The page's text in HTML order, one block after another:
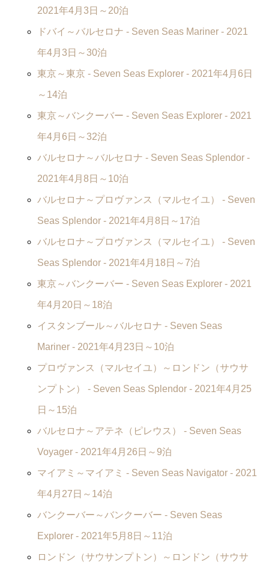
2021年4月3日～20泊
ドバイ～バルセロナ - Seven Seas Mariner- 2021
年4月3日～30泊
東京～東京 - Seven Seas Explorer- 2021年4月6日
～14泊
東京～バンクーバー - Seven Seas Explorer- 2021
年4月6日～32泊
バルセロナ～バルセロナ - Seven Seas Splendor-
2021年4月8日～10泊
バルセロナ～プロヴァンス（マルセイユ） - Seven
Seas Splendor- 2021年4月8日～17泊
バルセロナ～プロヴァンス（マルセイユ） - Seven
Seas Splendor- 2021年4月18日～7泊
東京～バンクーバー - Seven Seas Explorer- 2021
年4月20日～18泊
イスタンブール～バルセロナ - Seven Seas
Mariner- 2021年4月23日～10泊
プロヴァンス（マルセイユ）～ロンドン（サウサ
ンプトン） - Seven Seas Splendor- 2021年4月25
日～15泊
バルセロナ～アテネ（ピレウス） - Seven Seas
Voyager- 2021年4月26日～9泊
マイアミ～マイアミ - Seven Seas Navigator- 2021
年4月27日～14泊
バンクーバー～バンクーバー - Seven Seas
Explorer- 2021年5月8日～11泊
ロンドン（サウサンプトン）～ロンドン（サウサ